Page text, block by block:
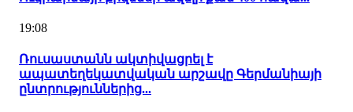
19:08
Ռուսաստանն ակտիվացրել է
ապատեղեկատվական արշավը Գերմանիայի
ընտրություններից...